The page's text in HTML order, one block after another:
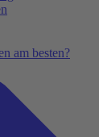
am besten?